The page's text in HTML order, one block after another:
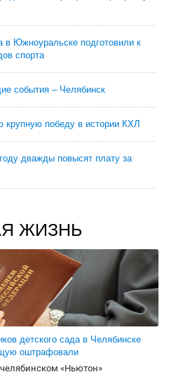
в Южноуральске подготовили к
спорта
события – Челябинск
крупную победу в истории КХЛ
дважды повысят плату за
ЖИЗНЬ
детского сада в Челябинске
оштрафовали
«Ньютон»